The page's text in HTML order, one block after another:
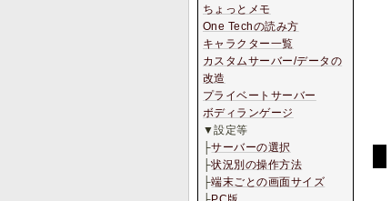
ちょっとメモ
One Techの読み方
キャラクター一覧
カスタムサーバー/データの
改造
プライベートサーバー
ボディランゲージ
▼設定等
├サーバーの選択
├状況別の操作方法
├端末ごとの画面サイズ